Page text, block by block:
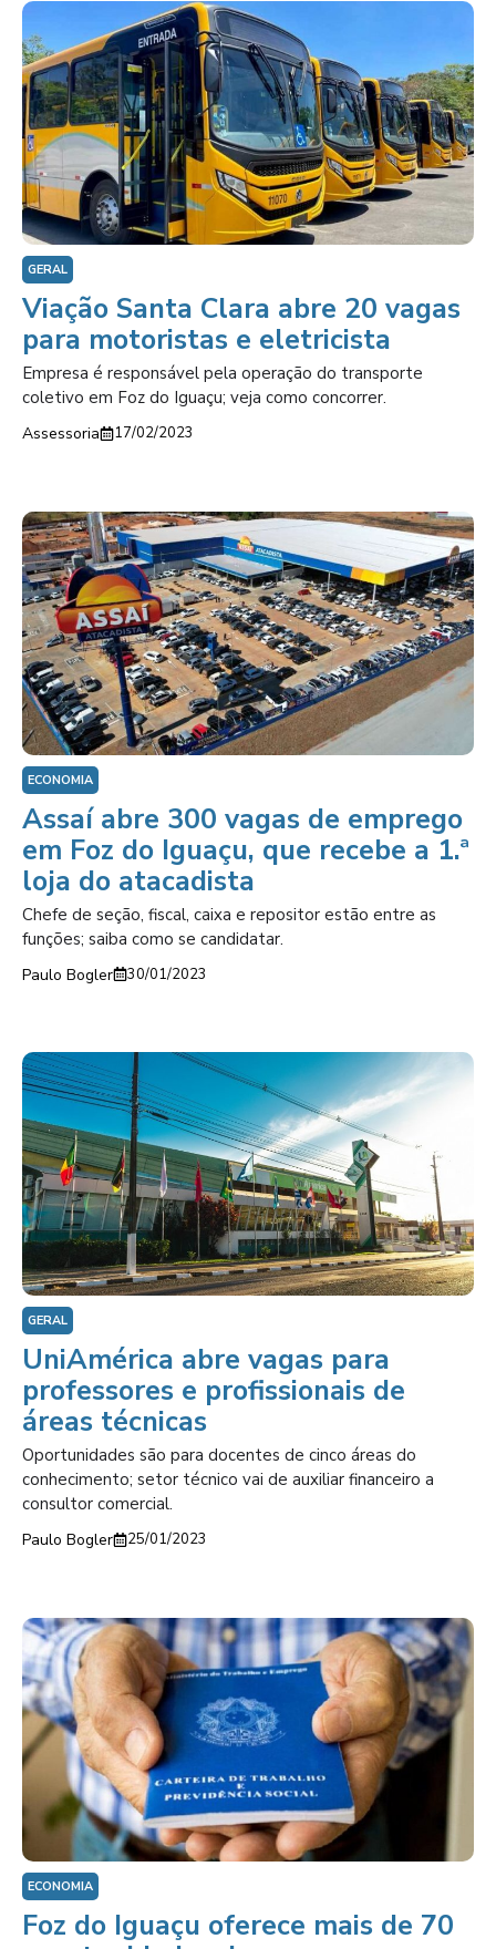
GERAL
Viação Santa Clara abre 20 vagas
para motoristas e eletricista
Empresa é responsável pela operação do transporte
coletivo em Foz do Iguaçu; veja como concorrer.
Assessoria 17/02/2023
ECONOMIA
Assaí abre 300 vagas de emprego
em Foz do Iguaçu, que recebe a 1.ª
loja do atacadista
Chefe de seção, fiscal, caixa e repositor estão entre as
funções; saiba como se candidatar.
Paulo Bogler 30/01/2023
GERAL
UniAmérica abre vagas para
professores e profissionais de
áreas técnicas
Oportunidades são para docentes de cinco áreas do
conhecimento; setor técnico vai de auxiliar financeiro a
consultor comercial.
Paulo Bogler 25/01/2023
ECONOMIA
Foz do Iguaçu oferece mais de 70